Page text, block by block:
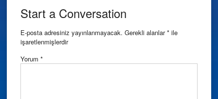
navigation
Start a Conversation
E-posta adresiniz yayınlanmayacak. Gerekli alanlar* ile
işaretlenmişlerdir
Yorum *